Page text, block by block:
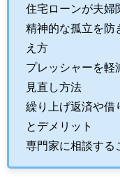
住宅ローンが夫婦
精神的な孤立を防
え方
プレッシャーを軽
見直し方法
繰り上げ返済や借
とデメリット
専門家に相談する